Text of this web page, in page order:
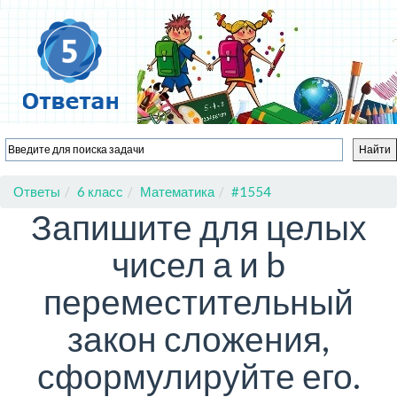
Ответы 6 класс Математика #1554
Запишите для целых
чисел а и b
переместительный
закон сложения,
сформулируйте его.